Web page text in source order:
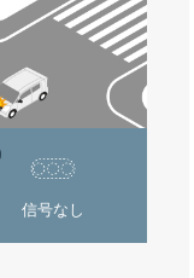
信号なし